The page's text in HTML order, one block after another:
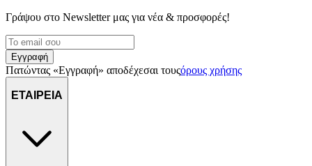
Γράψου στο Νewsletter μας για νέα & προσφορές!
Εγγραφή
Πατώντας «Εγγραφή» αποδέχεσαι τουςόρους χρήσης
ΕΤΑΙΡΕΙΑ